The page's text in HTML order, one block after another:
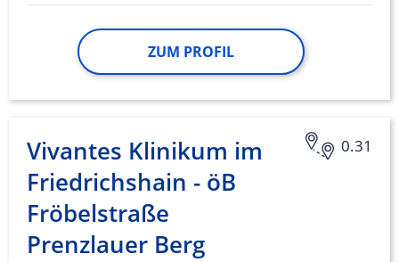
ZUM PROFIL
0.31
Vivantes Klinikum im
Friedrichshain - öB
Fröbelstraße
Prenzlauer Berg
Nicht-IAB-Verarbeitungszwecke:
Notwendig
Funktional
Werbung